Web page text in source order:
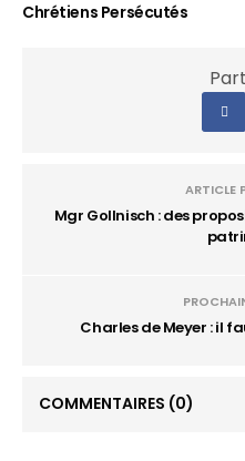
Chrétiens Persécutés
ARTICLE
Mgr Gollnisch : des
Charles de Meyer : il
COMMENTAIRES (0)